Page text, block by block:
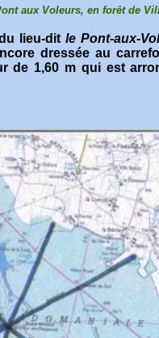
aux Voleurs, en forêt de
lieu-dit le Pont-aux-
dressée au
de 1,60 m qui est